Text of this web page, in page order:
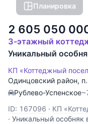
Планировка
2 605 050
3-этажный
Уникальный
КП «Коттеджный
Одинцовский район,
Рублево-Успенское
ID: 167096 · КП
· Уникальный особняк